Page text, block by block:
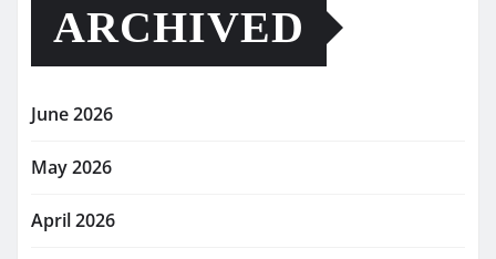
ARCHIVED
June 2026
May 2026
April 2026